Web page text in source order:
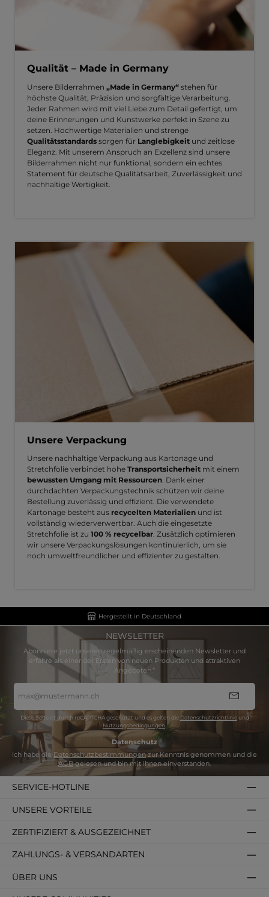
Qualität – Made in Germany
Unsere Bilderrahmen „Made in Germany“ stehen für
höchste Qualität, Präzision und sorgfältige Verarbeitung.
Jeder Rahmen wird mit viel Liebe zum Detail gefertigt, um
deine Erinnerungen und Kunstwerke perfekt in Szene zu
setzen. Hochwertige Materialien und strenge
Qualitätsstandards sorgen für Langlebigkeit und zeitlose
Eleganz. Mit unserem Anspruch an Exzellenz sind unsere
Bilderrahmen nicht nur funktional, sondern ein echtes
Statement für deutsche Qualitätsarbeit, Zuverlässigkeit und
nachhaltige Wertigkeit.
Unsere Verpackung
Unsere nachhaltige Verpackung aus Kartonage und
Stretchfolie verbindet hohe Transportsicherheit mit einem
bewussten Umgang mit Ressourcen. Dank einer
durchdachten Verpackungstechnik schützen wir deine
Bestellung zuverlässig und effizient. Die verwendete
Kartonage besteht aus recycelten Materialien und ist
vollständig wiederverwertbar. Auch die eingesetzte
Stretchfolie ist zu 100 % recycelbar. Zusätzlich optimieren
wir unsere Verpackungslösungen kontinuierlich, um sie
noch umweltfreundlicher und effizienter zu gestalten.
Hergestellt in Deutschland
NEWSLETTER
Abonniere jetzt unseren regelmäßig erscheinenden Newsletter und
erfahre als einer der Ersten von neuen Produkten und attraktiven
Angeboten.“
Mail-
Adresse
Diese Seite ist durch reCAPTCHA geschützt und es gelten die Datenschutzrichtlinieund
Nutzungsbedingungen.
Datenschutz
Ich habe die Datenschutzbestimmungenzur Kenntnis genommen und die
AGBgelesen und bin mit ihnen einverstanden.
SERVICE-HOTLINE
ZAHLUNGS- & VERSANDARTEN
ÜBER UNS
ZERTIFIZIERT & AUSGEZEICHNET
UNSERE VORTEILE